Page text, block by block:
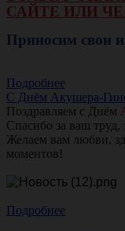
САЙТЕ ИЛИ
Приносим свои
Подробнее
С Днём Акушера-
Поздравляем с Днём
Спасибо за ваш труд,
Желаем вам любви,
моментов!
Подробнее